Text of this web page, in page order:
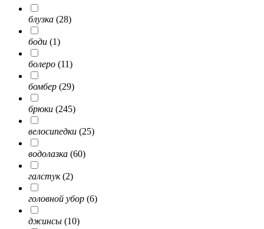
блузка (28)
боди (1)
болеро (11)
бомбер (29)
брюки (245)
велосипедки (25)
водолазка (60)
галстук(2)
головной убор (6)
джинсы (10)